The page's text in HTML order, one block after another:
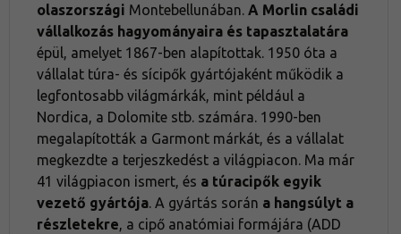
olaszországi Montebellunában. A Morlin családi
vállalkozás hagyományaira és tapasztalatára
épül, amelyet 1867-ben alapítottak. 1950 óta a
vállalat túra- és sícipők gyártójaként működik a
legfontosabb világmárkák, mint például a
Nordica, a Dolomite stb. számára. 1990-ben
megalapították a Garmont márkát, és a vállalat
megkezdte a terjeszkedést a világpiacon. Ma már
41 világpiacon ismert, és a túracipők egyik
vezető gyártója. A gyártás során a hangsúlyt a
részletekre, a cipő anatómiai formájára (ADD